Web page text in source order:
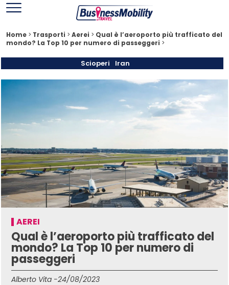
Home > Trasporti > Aerei > Qual è l’aeroporto più trafficato del
mondo? La Top 10 per numero di passeggeri >
Scioperi Iran
AEREI
Qual è l’aeroporto più trafficato del
mondo? La Top 10 per numero di
passeggeri
Alberto Vita -24/08/2023